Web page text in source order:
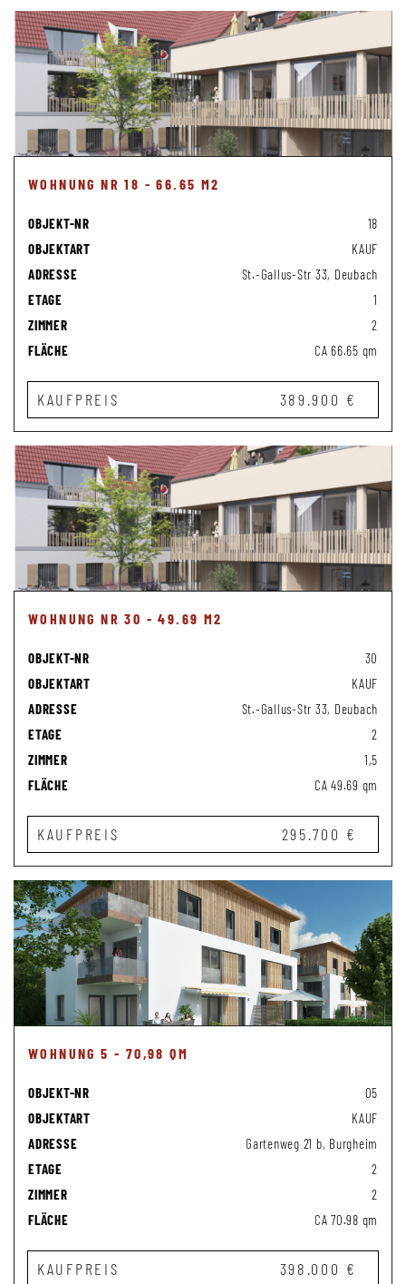
WOHNUNG NR 18 - 66.65 M2
OBJEKT-NR
18
OBJEKTART
KAUF
ADRESSE
St.-Gallus-Str 33, Deubach
ETAGE
1
ZIMMER
2
FLÄCHE
CA 66.65 qm
KAUFPREIS 389.900 €
WOHNUNG NR 30 - 49.69 M2
OBJEKT-NR
30
OBJEKTART
KAUF
ADRESSE
St.-Gallus-Str 33, Deubach
ETAGE
2
ZIMMER
1,5
FLÄCHE
CA 49.69 qm
KAUFPREIS 295.700 €
WOHNUNG 5 - 70,98 QM
OBJEKT-NR
05
OBJEKTART
KAUF
ADRESSE
Gartenweg 21 b, Burgheim
ETAGE
2
ZIMMER
2
FLÄCHE
CA 70.98 qm
KAUFPREIS 398.000 €